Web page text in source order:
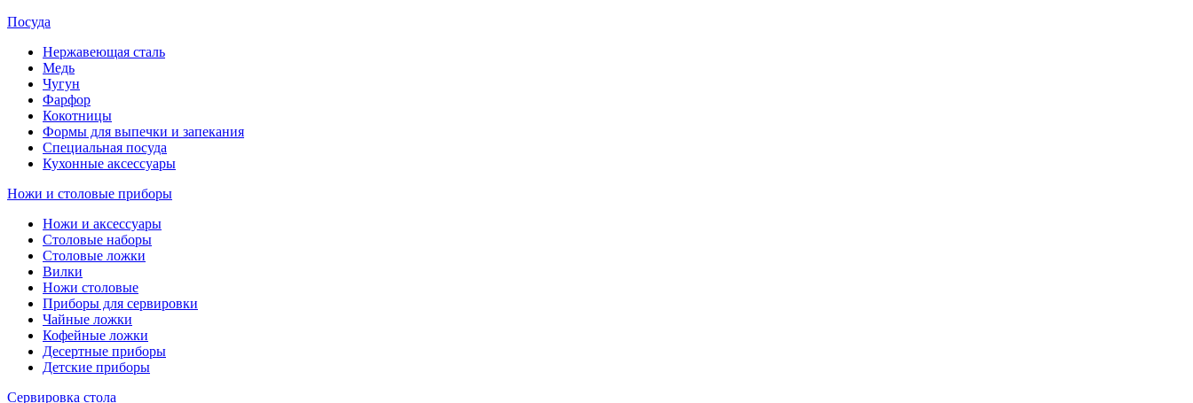
Посуда
Нержавеющая сталь
Медь
Чугун
Фарфор
Кокотницы
Формы для выпечки и запекания
Специальная посуда
Кухонные аксессуары
Ножи и столовые приборы
Ножи и аксессуары
Столовые наборы
Столовые ложки
Вилки
Ножи столовые
Приборы для сервировки
Чайные ложки
Кофейные ложки
Десертные приборы
Детские приборы
Сервировка стола